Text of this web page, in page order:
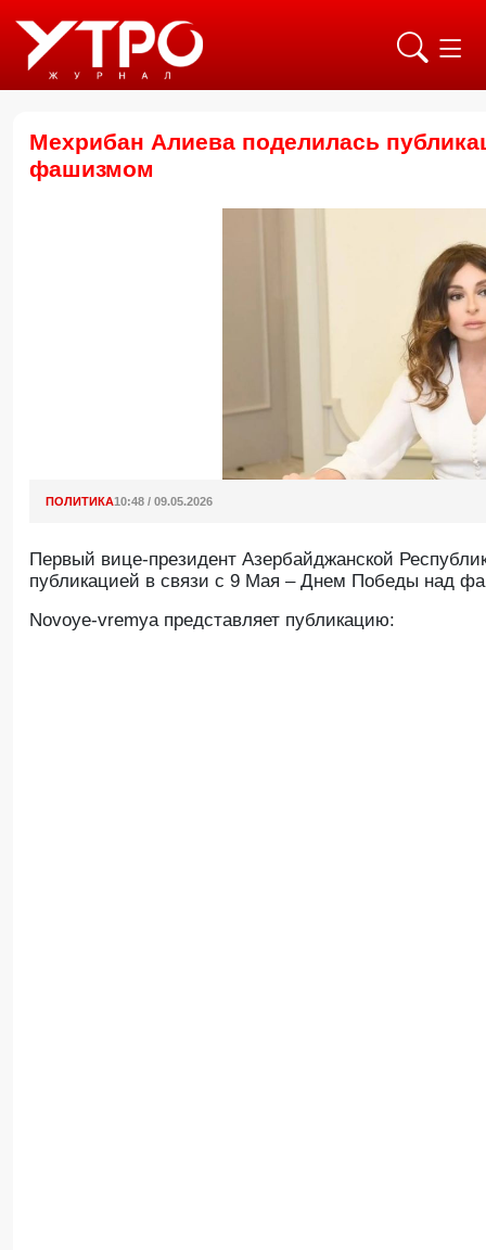
Мехрибан Алиева поделилась
фашизмом
ПОЛИТИКА10:48 / 09.05.2026
Первый вице-президент Азербайджанской
публикацией в связи с 9 Мая – Днем Победы над
Novoye-vremya представляет публикацию: